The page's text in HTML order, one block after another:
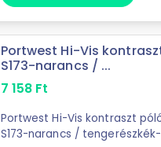
Portwest Hi-Vis
S173-narancs / ...
7 158 Ft
Portwest Hi-Vis kontraszt
S173-narancs / tengerészkék-